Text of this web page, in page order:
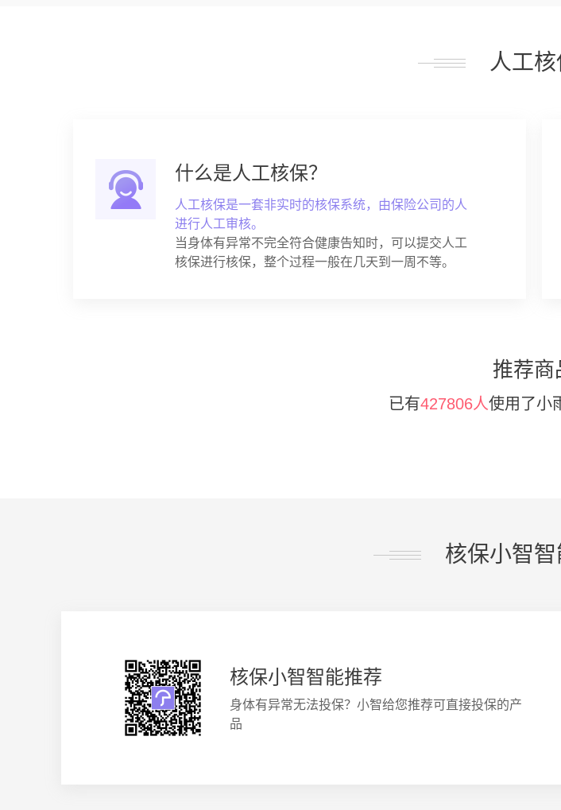
人工核
什么是人工核保？
人工核保是一套非实时的核保系统，由保险公司的人
进行人工审核。
当身体有异常不完全符合健康告知时，可以提交人工
核保进行核保，整个过程一般在几天到一周不等。
推荐商
已有427806人使用了小
核保小智
核保小智智能推荐
身体有异常无法投保？小智给您推荐可直接投保的产
品